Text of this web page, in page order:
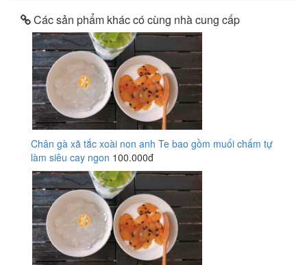
Các sản phẩm khác có cùng nhà cung cấp
Chân gà xã tắc xoài non anh Te bao gồm muối chấm tự
làm siêu cay ngon 100.000đ